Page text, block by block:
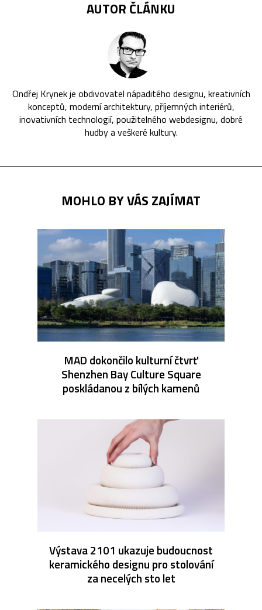
AUTOR ČLÁNKU
Ondřej Krynek je obdivovatel nápaditého designu, kreativních
konceptů, moderní architektury, příjemných interiérů,
inovativních technologií, použitelného webdesignu, dobré
hudby a veškeré kultury.
MOHLO BY VÁS ZAJÍMAT
MAD dokončilo kulturní čtvrť
Shenzhen Bay Culture Square
poskládanou z bílých kamenů
Výstava 2101 ukazuje budoucnost
keramického designu pro stolování
za necelých sto let